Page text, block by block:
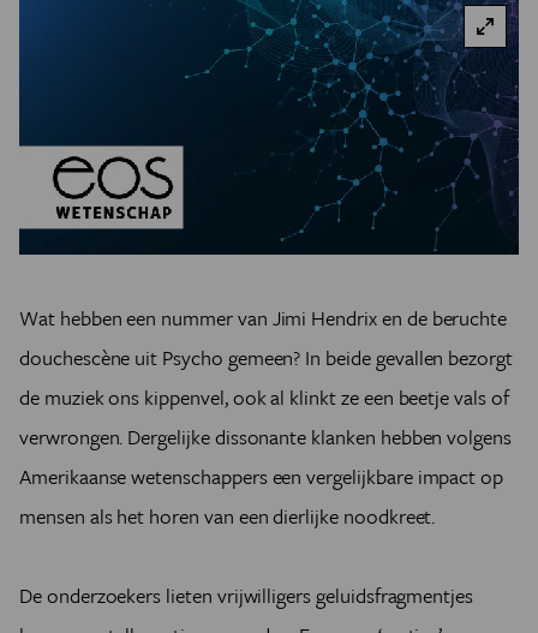
Wat hebben een nummer van Jimi Hendrix en de beruchte
douchescène uit Psycho gemeen? In beide gevallen bezorgt
de muziek ons kippenvel, ook al klinkt ze een beetje vals of
verwrongen. Dergelijke dissonante klanken hebben volgens
Amerikaanse wetenschappers een vergelijkbare impact op
mensen als het horen van een dierlijke noodkreet.
De onderzoekers lieten vrijwilligers geluidsfragmentjes